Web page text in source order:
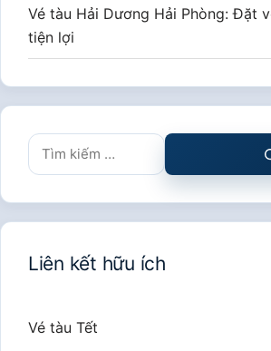
Vé tàu Hải Dương Hải Phòng: Đặt
tiện lợi
Tìm
kiếm
Liên kết hữu ích
Vé tàu Tết